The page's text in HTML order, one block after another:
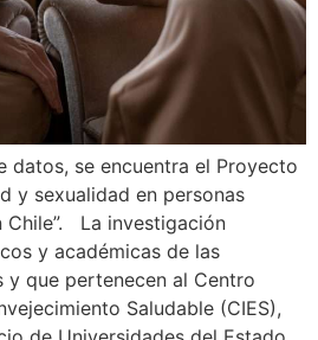
datos, se encuentra el Proyecto
y sexualidad en personas
Chile”. La investigación
y académicas de las
y que pertenecen al Centro
Saludable (CIES),